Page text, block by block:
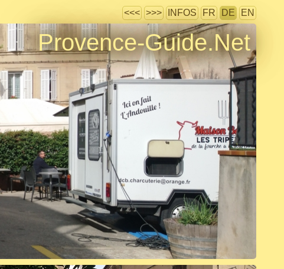
<<< >>> INFOS FR DE EN
Provence-Guide.Net